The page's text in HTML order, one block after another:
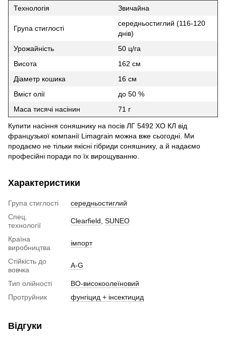
Технологія Звичайна
Група стиглості
середньостиглий (116-120
днів)
Урожайність
50 ц/га
Висота
162 см
Діаметр кошика
16 см
Вміст олії
до 50 %
Маса тисячі насінин
71 г
Купити насіння соняшнику на посів ЛГ 5492 ХО КЛ від
французької компанії Limagrain можна вже сьогодні. Ми
продаємо не тільки якісні гібриди соняшнику, а й надаємо
професійні поради по їх вирощуванню.
Характеристики
Група стиглості
середньостиглий
Спец.
технології
Clearfield SUNEO
Країна
виробництва
імпорт
Стійкість до
вовчка
A-G
Тип олійності
ВО-високоолеїновий
Протруйник
фунгіцид + інсектицид
Відгуки